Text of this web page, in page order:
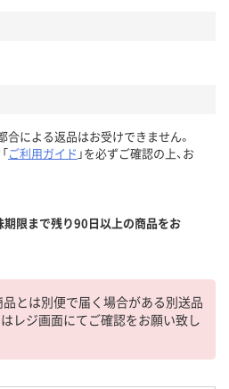
合による返品はお受けできません。
ご利用ガイド 」を必ずご確認の上、お
期限まで残り90日以上の商品をお
とは別便で届く場合がある別送品
レジ画面にてご確認をお願い致し